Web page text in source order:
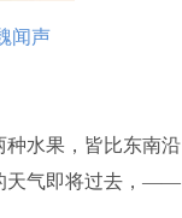
闻声
水果，皆比东南沿
天气即将过去，——